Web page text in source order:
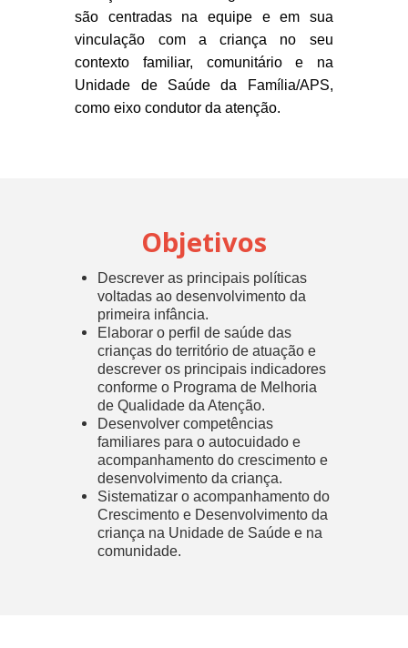
são centradas na equipe e em sua
vinculação com a criança no seu
contexto familiar, comunitário e na
Unidade de Saúde da Família/APS,
como eixo condutor da atenção.
Objetivos
Descrever as principais políticas
voltadas ao desenvolvimento da
primeira infância.
Elaborar o perfil de saúde das
crianças do território de atuação e
descrever os principais indicadores
conforme o Programa de Melhoria
de Qualidade da Atenção.
Desenvolver competências
familiares para o autocuidado e
acompanhamento do crescimento e
desenvolvimento da criança.
Sistematizar o acompanhamento do
Crescimento e Desenvolvimento da
criança na Unidade de Saúde e na
comunidade.